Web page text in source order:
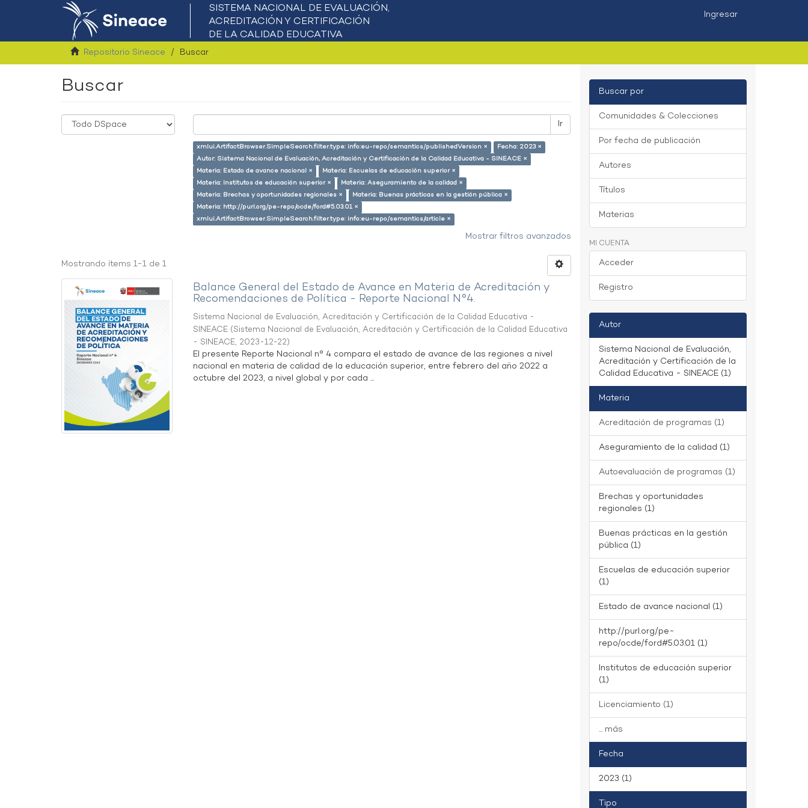
Ingresar
Repositorio Sineace Buscar
Buscar
Ir
xmlui.ArtifactBrowser.SimpleSearch.filter.type: info:eu-repo/semantics/publishedVersion ×
Fecha: 2023 ×
Autor: Sistema Nacional de Evaluación, Acreditación y Certificación de la Calidad Educativa - SINEACE ×
Materia: Estado de avance nacional ×
Materia: Escuelas de educación superior ×
Materia: Institutos de educación superior ×
Materia: Aseguramiento de la calidad ×
Materia: Brechas y oportunidades regionales ×
Materia: Buenas prácticas en la gestión pública ×
Materia: http://purl.org/pe-repo/ocde/ford#5.03.01 ×
xmlui.ArtifactBrowser.SimpleSearch.filter.type: info:eu-repo/semantics/article ×
Mostrar filtros avanzados
Mostrando ítems 1-1 de 1
Balance General del Estado de Avance en Materia de Acreditación y
Recomendaciones de Política - Reporte Nacional N°4.
Sistema Nacional de Evaluación, Acreditación y Certificación de la Calidad Educativa -
SINEACE (Sistema Nacional de Evaluación, Acreditación y Certificación de la Calidad Educativa
- SINEACE, 2023-12-22)
El presente Reporte Nacional n° 4 compara el estado de avance de las regiones a nivel
nacional en materia de calidad de la educación superior, entre febrero del año 2022 a
octubre del 2023, a nivel global y por cada ...
Buscar por
Comunidades & Colecciones
Por fecha de publicación
Autores
Títulos
Materias
MI CUENTA
Acceder
Registro
Autor
Sistema Nacional de Evaluación,
Acreditación y Certificación de la
Calidad Educativa - SINEACE (1)
Materia
Acreditación de programas (1)
Aseguramiento de la calidad (1)
Autoevaluación de programas (1)
Brechas y oportunidades
regionales (1)
Buenas prácticas en la gestión
pública (1)
Escuelas de educación superior
(1)
Estado de avance nacional (1)
http://purl.org/pe-
repo/ocde/ford#5.03.01 (1)
Institutos de educación superior
(1)
Licenciamiento (1)
... más
Fecha
2023 (1)
Tipo